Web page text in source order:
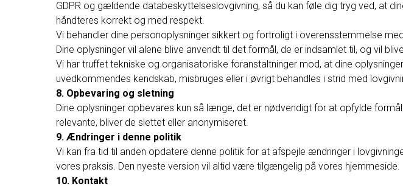
GDPR og gældende databeskyttelseslovgivning, så du kan føle dig tryg ved, at
håndteres korrekt og med respekt.
Vi behandler dine personoplysninger sikkert og fortroligt i overensstemmelse
Dine oplysninger vil alene blive anvendt til det formål, de er indsamlet til, og vil
Vi har truffet tekniske og organisatoriske foranstaltninger mod, at dine
uvedkommendes kendskab, misbruges eller i øvrigt behandles i strid med
8. Opbevaring og sletning
Dine oplysninger opbevares kun så længe, det er nødvendigt for at opfylde
relevante, bliver de slettet eller anonymiseret.
9. Ændringer i denne politik
Vi kan fra tid til anden opdatere denne politik for at afspejle ændringer i
vores praksis. Den nyeste version vil altid være tilgængelig på vores hjemmeside.
10. Kontakt